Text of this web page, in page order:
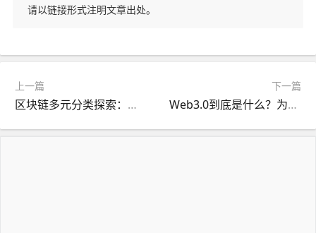
请以链接形式注明文章出处。
上一篇
区块链多元分类探索：讲解其不同类型及应用
下一篇
Web3.0到底是什么？为何它很重要？